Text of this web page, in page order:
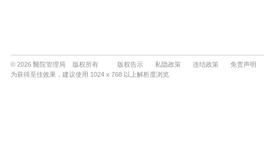
© 2026 醫院管理局 版权所有 版权告示 私隐政策 连结政策
免责声明
为获得至佳效果，建议使用 1024 x 768 以上解析度浏览